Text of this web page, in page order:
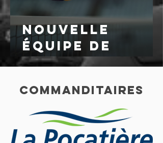
nOUVELLE
ÉQUIPE DE
VOLLEY BALL
commanditaires